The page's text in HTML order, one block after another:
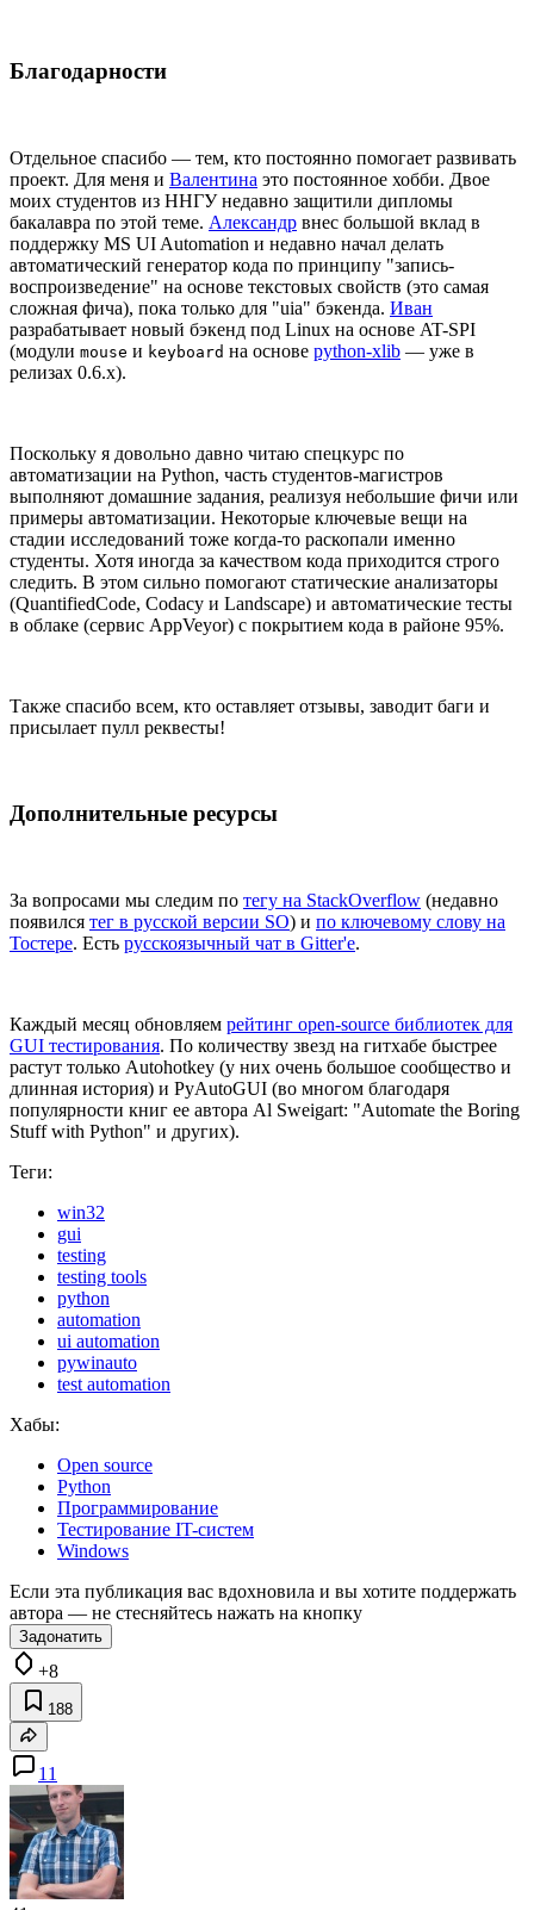
Благодарности
Отдельное спасибо — тем, кто постоянно помогает развивать
проект. Для меня и Валентина это постоянное хобби. Двое
моих студентов из ННГУ недавно защитили дипломы
бакалавра по этой теме. Александр внес большой вклад в
поддержку MS UI Automation и недавно начал делать
автоматический генератор кода по принципу "запись-
воспроизведение" на основе текстовых свойств (это самая
сложная фича), пока только для "uia" бэкенда. Иван
разрабатывает новый бэкенд под Linux на основе AT-SPI
(модули mouse и keyboard на основе python-xlib — уже в
релизах 0.6.x).
Поскольку я довольно давно читаю спецкурс по
автоматизации на Python, часть студентов-магистров
выполняют домашние задания, реализуя небольшие фичи или
примеры автоматизации. Некоторые ключевые вещи на
стадии исследований тоже когда-то раскопали именно
студенты. Хотя иногда за качеством кода приходится строго
следить. В этом сильно помогают статические анализаторы
(QuantifiedCode, Codacy и Landscape) и автоматические тесты
в облаке (сервис AppVeyor) с покрытием кода в районе 95%.
Также спасибо всем, кто оставляет отзывы, заводит баги и
присылает пулл реквесты!
Дополнительные ресурсы
За вопросами мы следим по тегу на StackOverflow (недавно
появился тег в русской версии SO) и по ключевому слову на
Тостере. Есть русскоязычный чат в Gitter'е.
Каждый месяц обновляем рейтинг open-source библиотек для
GUI тестирования. По количеству звезд на гитхабе быстрее
растут только Autohotkey (у них очень большое сообщество и
длинная история) и PyAutoGUI (во многом благодаря
популярности книг ее автора Al Sweigart: "Automate the Boring
Stuff with Python" и других).
Теги:
win32
gui
testing
testing tools
python
automation
ui automation
pywinauto
test automation
Хабы:
Open source
Python
Программирование
Тестирование IT-систем
Windows
Если эта публикация вас вдохновила и вы хотите поддержать
автора — не стесняйтесь нажать на кнопку
Задонатить
+8
188
11